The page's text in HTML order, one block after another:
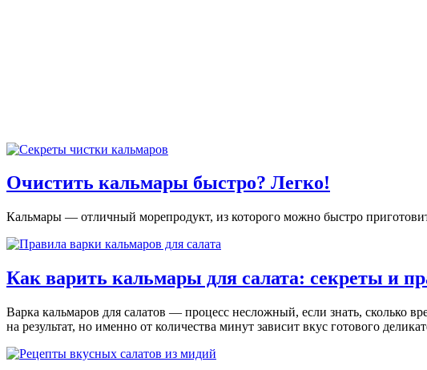
Очистить кальмары быстро? Легко!
Кальмары — отличный морепродукт, из которого можно быстро
Как варить кальмары для салата: секреты и
Варка кальмаров для салатов — процесс несложный, если знать, сколько
на результат, но именно от количества минут зависит вкус готового